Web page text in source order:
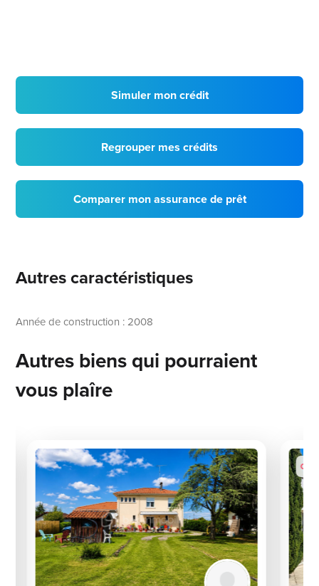
Simuler mon crédit
Regrouper mes crédits
Comparer mon assurance de prêt
Autres caractéristiques
Année de construction : 2008
Autres biens qui pourraient
vous plaîre